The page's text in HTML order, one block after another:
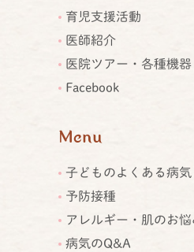
育児支援活動
医師紹介
医院ツアー・各種機器
Facebook
Menu
子どものよくある病
予防接種
アレルギー・肌のお悩
病気のQ&A